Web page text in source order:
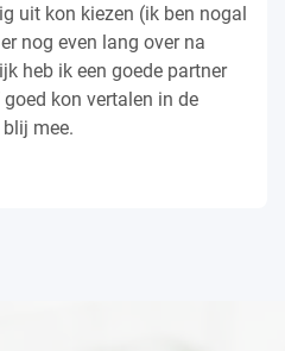
uit kon kiezen (ik ben nogal
nog even lang over na
heb ik een goede partner
kon vertalen in de
mee.